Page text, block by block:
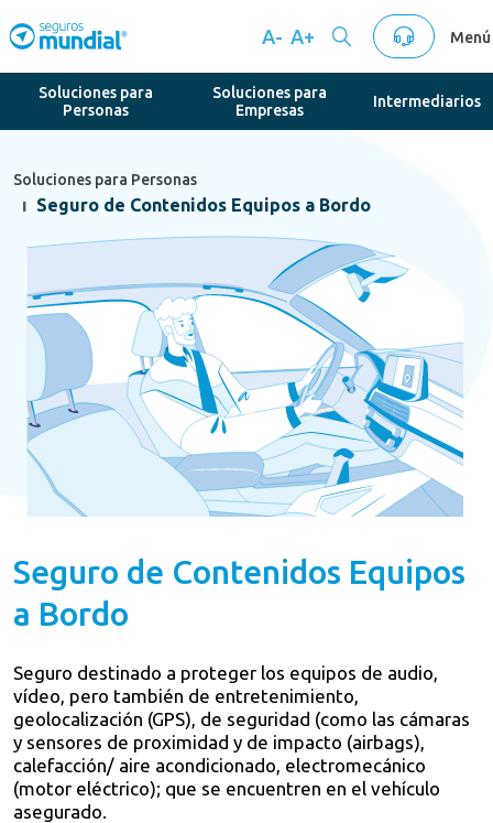
A- A+ Menú
Soluciones para
Personas
Soluciones para
Empresas
Intermediarios
Soluciones para Personas
Seguro de Contenidos Equipos a Bordo
Seguro de Contenidos Equipos
a Bordo
Seguro destinado a proteger los equipos de audio,
vídeo, pero también de entretenimiento,
geolocalización (GPS), de seguridad (como las cámaras
y sensores de proximidad y de impacto (airbags),
calefacción/ aire acondicionado, electromecánico
(motor eléctrico); que se encuentren en el vehículo
asegurado.